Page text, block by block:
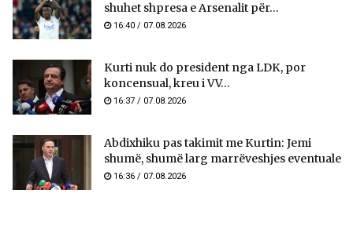
shuhet shpresa e Arsenalit për...
16:40 / 07.08.2026
Kurti nuk do president nga LDK, por
koncensual, kreu i VV...
16:37 / 07.08.2026
Abdixhiku pas takimit me Kurtin: Jemi
shumë, shumë larg marrëveshjes eventuale
16:36 / 07.08.2026